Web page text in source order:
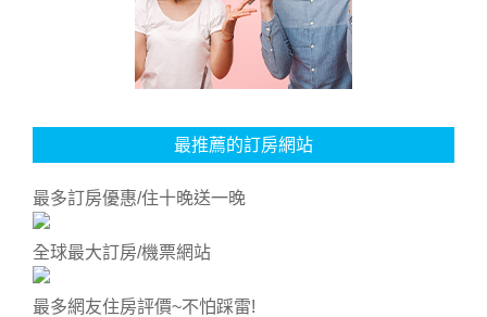
最推薦的訂房網站
最多訂房優惠/住十晚送一晚
全球最大訂房/機票網站
最多網友住房評價~不怕踩雷!